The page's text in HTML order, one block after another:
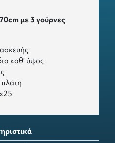
με 3 γούρνες
καθ’ ύψος